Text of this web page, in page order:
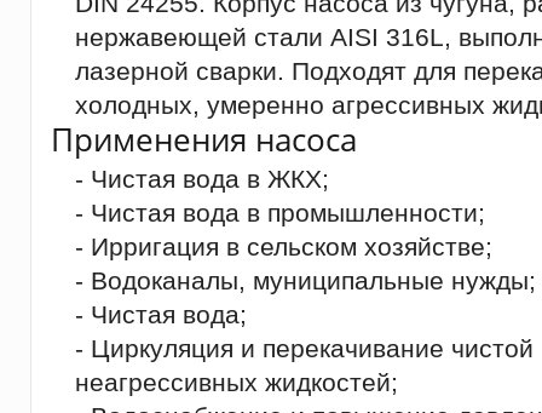
нержавеющей стали AISI 316L,
лазерной сварки. Подходят для
холодных, умеренно агрессивных
Применения насоса
- Чистая вода в ЖКХ;
- Чистая вода в промышленности;
- Ирригация в сельском хозяйстве;
- Водоканалы, муниципальные нужды;
- Чистая вода;
- Циркуляция и перекачивание
неагрессивных жидкостей;